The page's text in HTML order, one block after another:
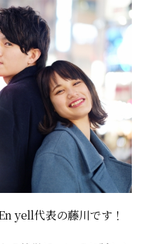
流れ
較
問
yell代表の藤川です！